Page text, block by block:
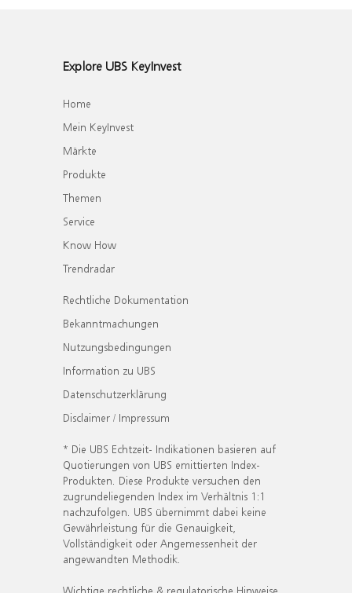
Explore UBS KeyInvest
Home
Mein KeyInvest
Märkte
Produkte
Themen
Service
Know How
Trendradar
Rechtliche Dokumentation
Bekanntmachungen
Nutzungsbedingungen
Information zu UBS
Datenschutzerklärung
Disclaimer / Impressum
* Die UBS Echtzeit- Indikationen basieren auf
Quotierungen von UBS emittierten Index-
Produkten. Diese Produkte versuchen den
zugrundeliegenden Index im Verhältnis 1:1
nachzufolgen. UBS übernimmt dabei keine
Gewährleistung für die Genauigkeit,
Vollständigkeit oder Angemessenheit der
angewandten Methodik.